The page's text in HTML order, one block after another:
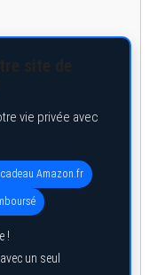
vie privée avec
Amazon.fr
!
un seul